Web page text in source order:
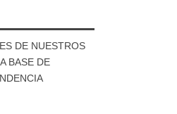
DE NUESTROS
BASE DE